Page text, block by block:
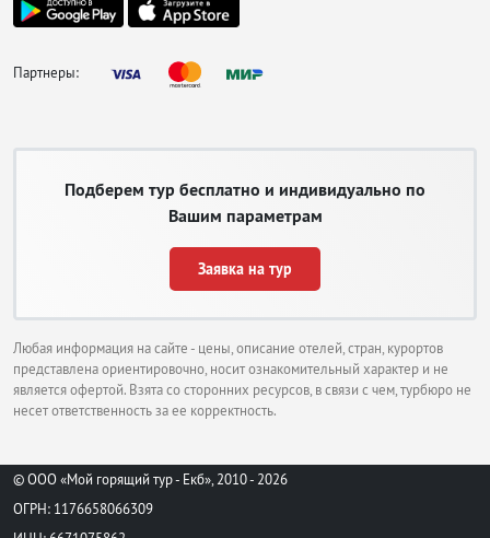
Партнеры:
Подберем тур бесплатно и индивидуально по
Вашим параметрам
Заявка на тур
Любая информация на сайте - цены, описание отелей, стран, курортов
представлена ориентировочно, носит ознакомительный характер и не
является офертой. Взята со сторонних ресурсов, в связи с чем, турбюро не
несет ответственность за ее корректность.
© ООО «Мой горящий тур - Екб», 2010 - 2026
ОГРН: 1176658066309